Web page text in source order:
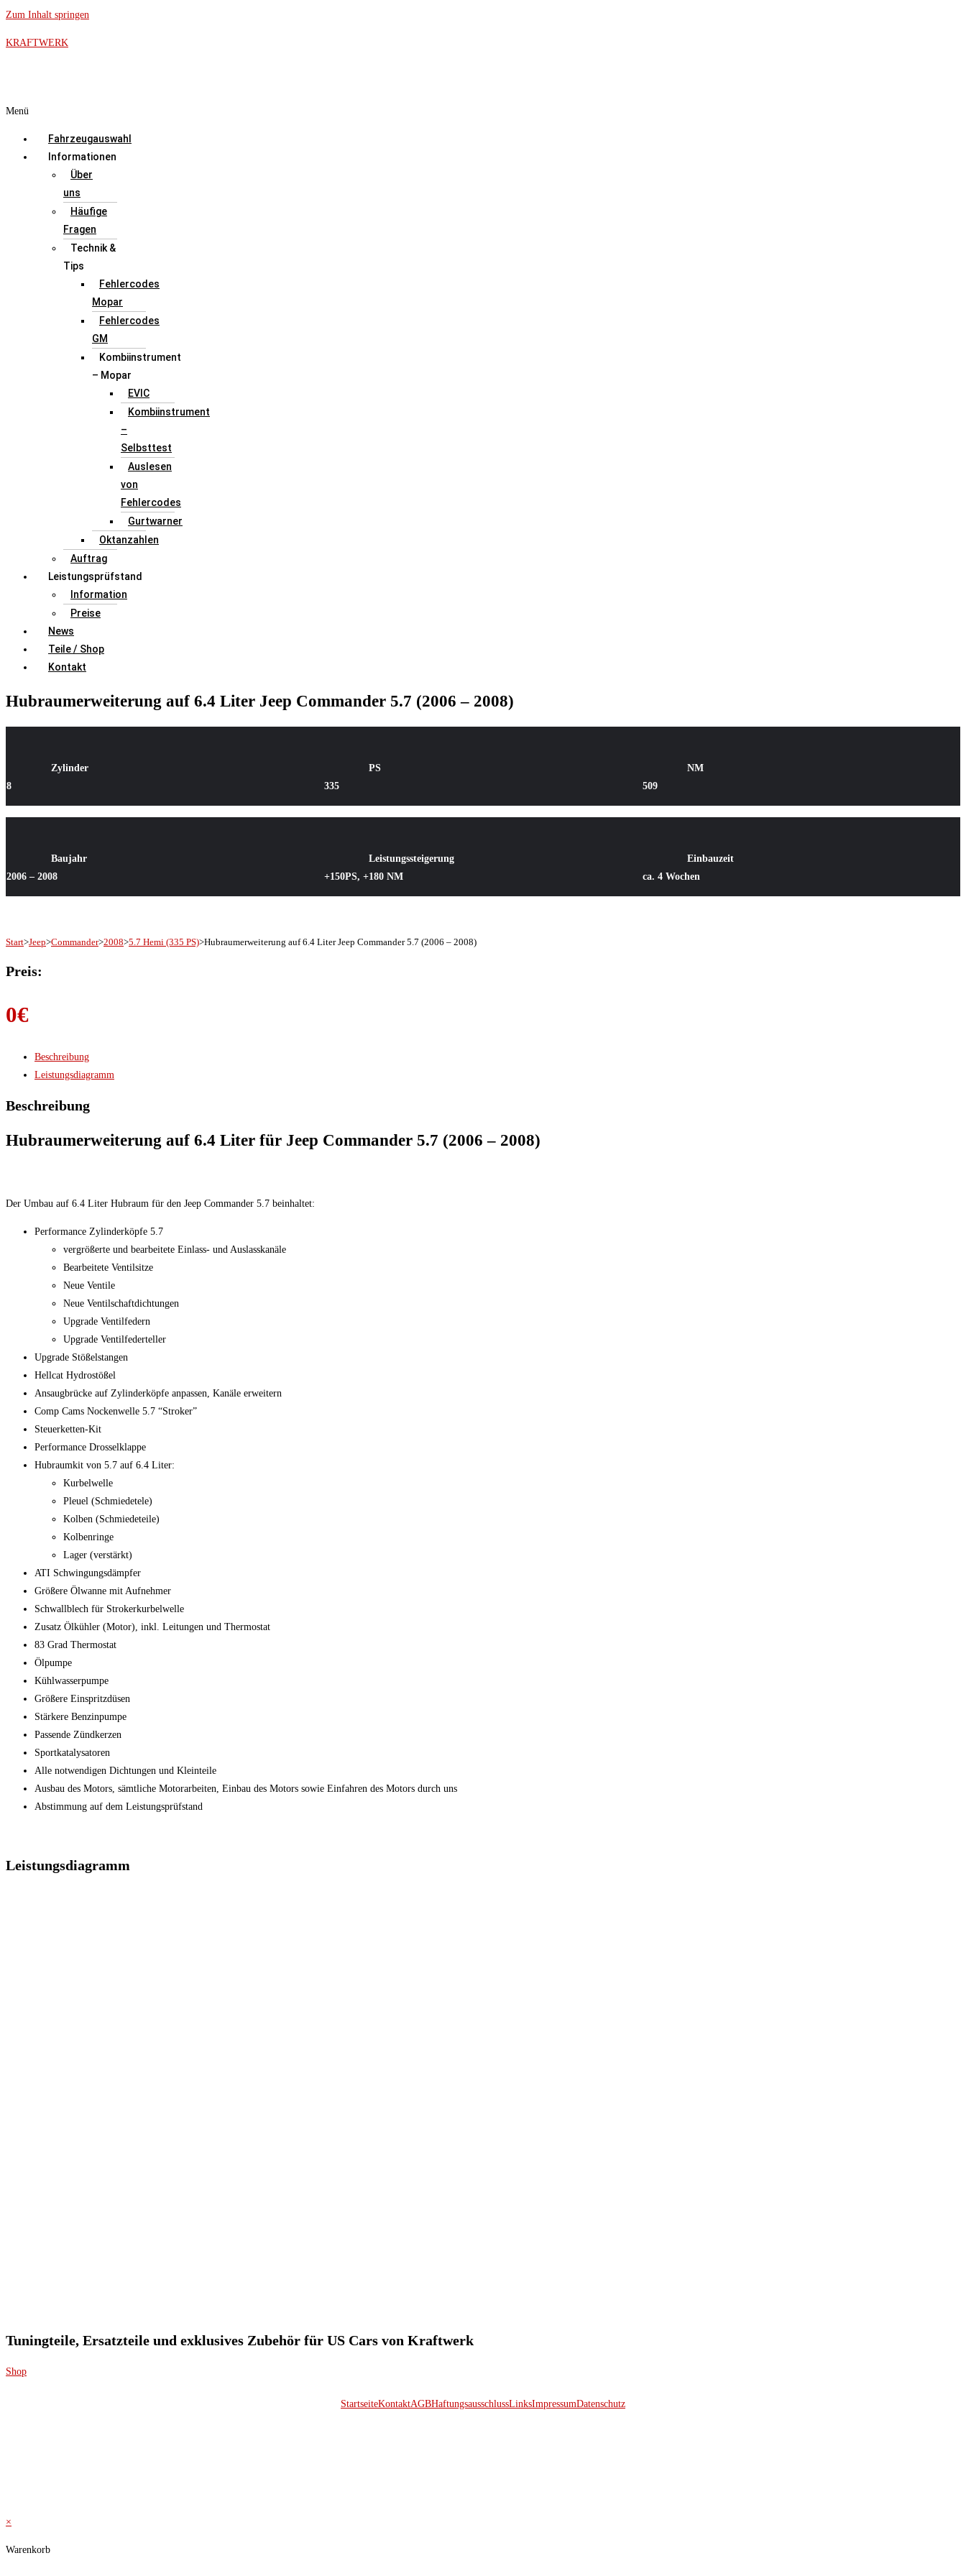
Zum Inhalt springen
KRAFTWERK
Menü
Fahrzeugauswahl
Informationen
Über
uns
Häufige
Fragen
Technik &
Tips
Fehlercodes
Mopar
Fehlercodes
GM
Kombiinstrument
– Mopar
EVIC
Kombiinstrument
–
Selbsttest
Auslesen
von
Fehlercodes
Gurtwarner
Oktanzahlen
Auftrag
Leistungsprüfstand
Information
Preise
News
Teile / Shop
Kontakt
Hubraumerweiterung auf 6.4 Liter Jeep Commander 5.7 (2006 – 2008)
Zylinder
8
PS
335
NM
509
Baujahr
2006 – 2008
Leistungssteigerung
+150PS, +180 NM
Einbauzeit
ca. 4 Wochen
Start>Jeep>Commander>2008>5.7 Hemi (335 PS)>Hubraumerweiterung auf 6.4 Liter Jeep Commander 5.7 (2006 – 2008)
Preis:
0€
Beschreibung
Leistungsdiagramm
Beschreibung
Hubraumerweiterung auf 6.4 Liter für Jeep Commander 5.7 (2006 – 2008)
Der Umbau auf 6.4 Liter Hubraum für den Jeep Commander 5.7 beinhaltet:
Performance Zylinderköpfe 5.7
vergrößerte und bearbeitete Einlass- und Auslasskanäle
Bearbeitete Ventilsitze
Neue Ventile
Neue Ventilschaftdichtungen
Upgrade Ventilfedern
Upgrade Ventilfederteller
Upgrade Stößelstangen
Hellcat Hydrostößel
Ansaugbrücke auf Zylinderköpfe anpassen, Kanäle erweitern
Comp Cams Nockenwelle 5.7 “Stroker”
Steuerketten-Kit
Performance Drosselklappe
Hubraumkit von 5.7 auf 6.4 Liter:
Kurbelwelle
Pleuel (Schmiedetele)
Kolben (Schmiedeteile)
Kolbenringe
Lager (verstärkt)
ATI Schwingungsdämpfer
Größere Ölwanne mit Aufnehmer
Schwallblech für Strokerkurbelwelle
Zusatz Ölkühler (Motor), inkl. Leitungen und Thermostat
83 Grad Thermostat
Ölpumpe
Kühlwasserpumpe
Größere Einspritzdüsen
Stärkere Benzinpumpe
Passende Zündkerzen
Sportkatalysatoren
Alle notwendigen Dichtungen und Kleinteile
Ausbau des Motors, sämtliche Motorarbeiten, Einbau des Motors sowie Einfahren des Motors durch uns
Abstimmung auf dem Leistungsprüfstand
Leistungsdiagramm
Tuningteile, Ersatzteile und exklusives Zubehör für US Cars von Kraftwerk
Shop
StartseiteKontaktAGBHaftungsausschlussLinksImpressumDatenschutz
×
Warenkorb